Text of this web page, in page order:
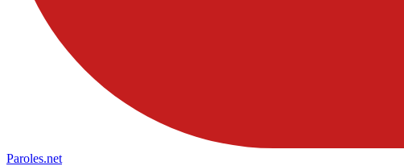
Paroles.net